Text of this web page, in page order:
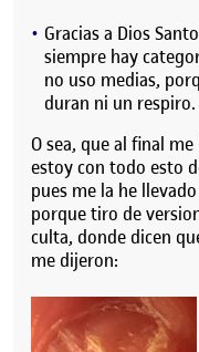
Gracias a Dios
siempre hay
no uso medias,
duran ni un respiro.
O sea, que al final
estoy con todo esto
pues me la he
porque tiro de
culta, donde dicen
me dijeron: